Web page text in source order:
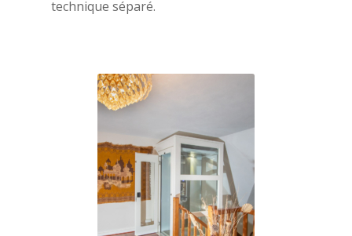
technique séparé.